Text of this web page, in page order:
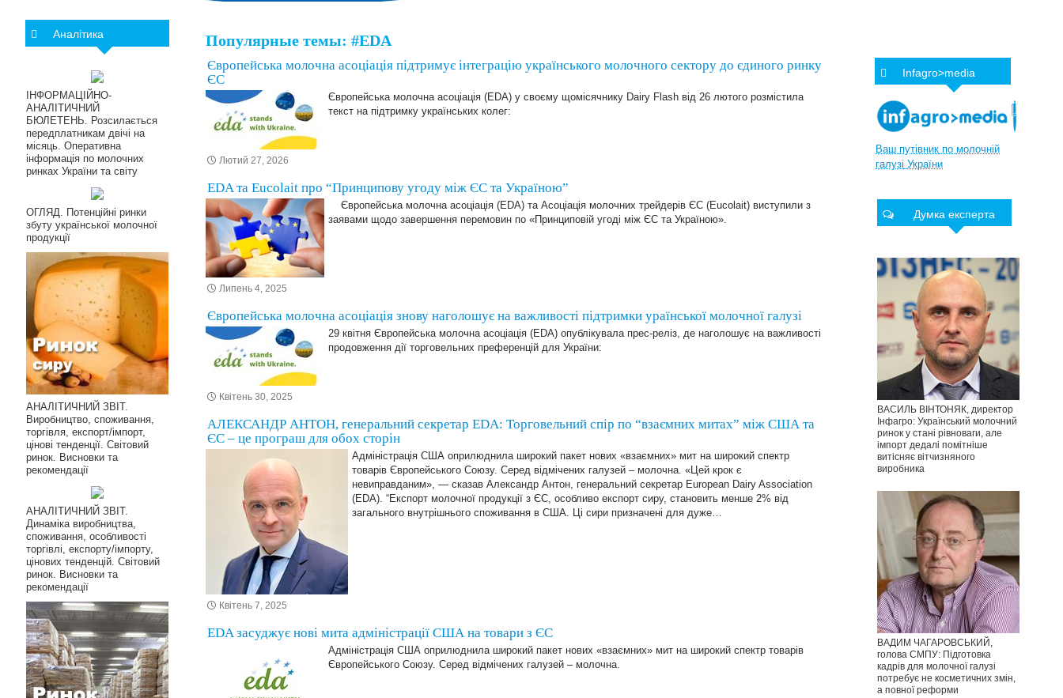
Популярные темы: #EDA
Європейська молочна асоціація підтримує інтеграцію українського молочного сектору до єдиного ринку
ЄС
Європейська молочна асоціація (EDA) у своєму щомісячнику Dairy Flash від 26 лютого розмістила
текст на підтримку українських колег:
Лютий 27, 2026
EDA та Eucolait про “Принципову угоду між ЄС та Україною”
Європейська молочна асоціація (EDA) та Асоціація молочних трейдерів ЄС (Eucolait) виступили з
заявами щодо завершення перемовин по «Принциповій угоді між ЄС та Україною».
Липень 4, 2025
Європейська молочна асоціація знову наголошує на важливості підтримки ураїнської молочної галузі
29 квітня Європейська молочна асоціація (EDA) опублікувала прес-реліз, де наголошує на важливості
продовження дії торговельних преференцій для України:
Квітень 30, 2025
АЛЕКСАНДР АНТОН, генеральний секретар EDA: Торговельний спір по “взаємних митах” між США та
ЄС – це програш для обох сторін
Адміністрація США оприлюднила широкий пакет нових «взаємних» мит на широкий спектр
товарів Європейського Союзу. Серед відмічених галузей – молочна. «Цей крок є
невиправданим», — сказав Aлександр Антон, генеральний секретар European Dairy Association
(EDA). “Експорт молочної продукції з ЄС, особливо експорт сиру, становить менше 2% від
загального внутрішнього споживання в США. Ці сири призначені для дуже…
Квітень 7, 2025
EDA засуджує нові мита адміністрації США на товари з ЄС
Адміністрація США оприлюднила широкий пакет нових «взаємних» мит на широкий спектр товарів
Європейського Союзу. Серед відмічених галузей – молочна.
Infagro>media
Ваш путівник по молочній
галузі України
Думка експерта
ВАСИЛЬ ВІНТОНЯК, директор
Інфагро: Український молочний
ринок у стані рівноваги, але
імпорт дедалі помітніше
витісняє вітчизняного
виробника
ВАДИМ ЧАГАРОВСЬКИЙ,
голова СМПУ: Підготовка
кадрів для молочної галузі
потребує не косметичних змін,
а повної реформи
Аналітика
ІНФОРМАЦІЙНО-
АНАЛІТИЧНИЙ
БЮЛЕТЕНЬ. Розсилається
передплатникам двічі на
місяць. Оперативна
інформація по молочних
ринках України та світу
ОГЛЯД. Потенційні ринки
збуту української молочної
продукції
АНАЛІТИЧНИЙ ЗВІТ.
Виробництво, споживання,
торгівля, експорт/імпорт,
цінові тенденції. Світовий
ринок. Висновки та
рекомендації
АНАЛІТИЧНИЙ ЗВІТ.
Динаміка виробництва,
споживання, особливості
торгівлі, експорту/імпорту,
цінових тенденцій. Світовий
ринок. Висновки та
рекомендації